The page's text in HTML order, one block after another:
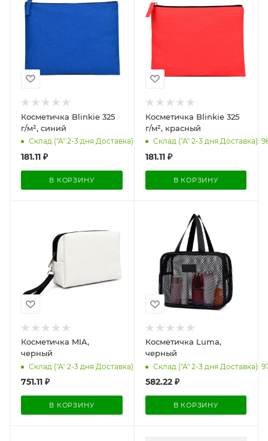
Косметичка Blinkie 325
г/м², синий
Склад ("А" 2-3 дня Доставка): 986
181.11 ₽
В КОРЗИНУ
Косметичка Blinkie 325
г/м², красный
Склад ("А" 2-3 дня Доставка):
181.11₽
В КОРЗИНУ
Косметичка MIA,
черный
Склад ("А" 2-3 дня Доставка): 982
751.11 ₽
В КОРЗИНУ
Косметичка Luma,
черный
Склад ("А" 2-3 дня Доставка):
582.22₽
В КОРЗИНУ